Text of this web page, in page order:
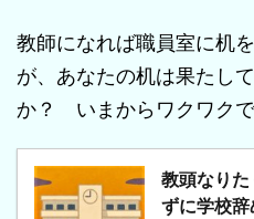
教師になれば職員室に机
が、あなたの机は果たし
か？ いまからワクワク
教頭なり
ずに学校